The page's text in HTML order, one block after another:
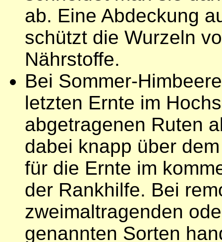
ab. Eine Abdeckung
schützt die Wurzeln
Nährstoffe.
Bei Sommer-
letzten Ernte im
abgetragenen Ruten
dabei knapp über
für die Ernte im
der Rankhilfe. Bei
zweimaltragenden
genannten Sorten